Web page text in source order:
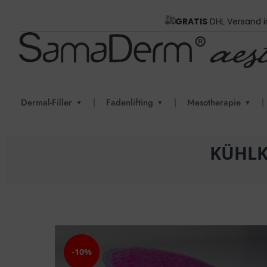
GRATIS DHL Versand
Dermal-Filler ▼ | Fadenlifting ▼ | Mesotherapie ▼ |
-10%